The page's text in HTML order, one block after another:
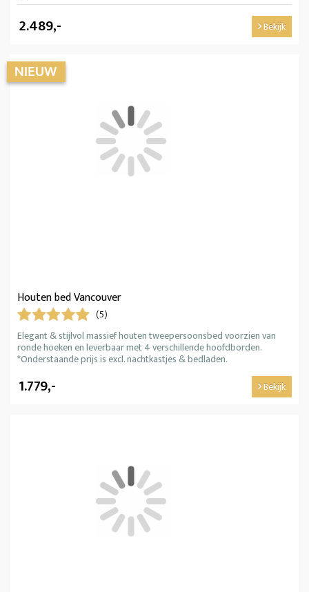
2.489,- Bekijk
Houten bed Vancouver
(5)
Elegant & stijlvol massief houten tweepersoonsbed voorzien van
ronde hoeken en leverbaar met 4 verschillende hoofdborden.
*Onderstaande prijs is excl. nachtkastjes & bedladen.
1.779,- Bekijk